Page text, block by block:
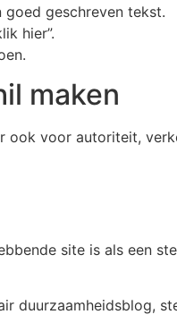
goed geschreven tekst.
hier”.
maken
ook voor autoriteit,
site is als een
duurzaamheidsblog,